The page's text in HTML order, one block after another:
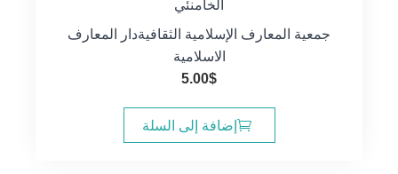
الخامنئي
جمعية المعارف الإسلامية الثقافيةدار المعارف
الاسلامية
5.00$
إضافة إلى السلة